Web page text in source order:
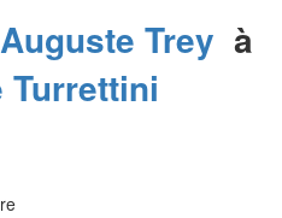
Auguste Trey à
Turrettini